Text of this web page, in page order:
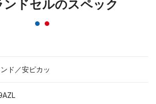
ンドセルのスペック
ド／安ピカッ